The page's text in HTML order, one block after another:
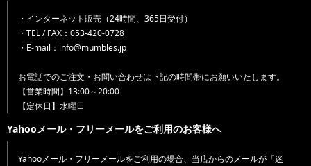
・インターネット販売（24時間、365日受付）
・TEL / FAX：053-420-0728
・E-mail：info@mumbles.jp
お電話でのご注文・お問い合わせは下記の時間帯にお願いいたします。
【営業時間】13:00～20:00
【定休日】水曜日
Yahooメール・フリーメールをご利用のお客様へ
Yahooメール・フリーメールをご利用の場合、当店からのメールが「迷